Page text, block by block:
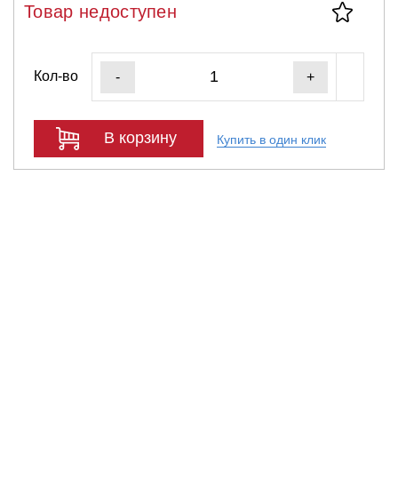
Товар недоступен
Кол-во - +
В корзину Купить в один клик